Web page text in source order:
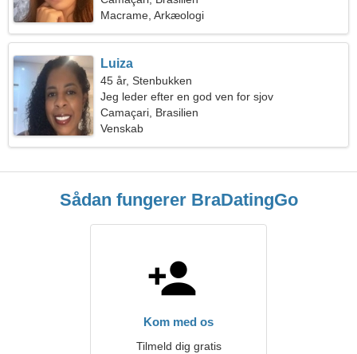
Macrame, Arkæologi
Luiza
45 år, Stenbukken
Jeg leder efter en god ven for sjov
Camaçari, Brasilien
Venskab
Sådan fungerer BraDatingGo
Kom med os
Tilmeld dig gratis